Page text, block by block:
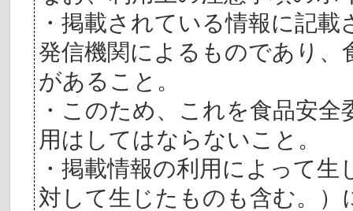
・掲載されている情報に記
発信機関によるものであり、
があること。
・このため、これを食品安
用はしてはならないこと。
・掲載情報の利用によって
対して生じたものも含む。